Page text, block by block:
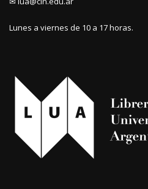
Lunes a viernes de 10 a 17 horas.